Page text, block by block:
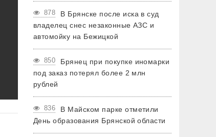
878
В Брянске после иска в суд
владелец снес незаконные АЗС и
автомойку на Бежицкой
850
Брянец при покупке иномарки
под заказ потерял более 2 млн
рублей
836
В Майском парке отметили
День образования Брянской области